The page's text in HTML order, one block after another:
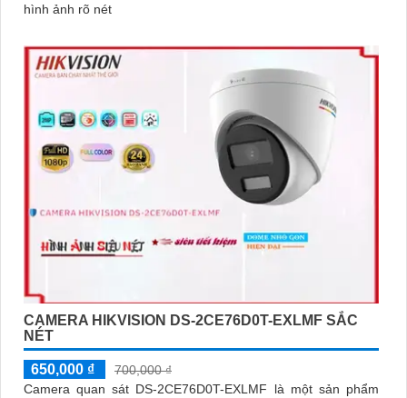
hình ảnh rõ nét
CAMERA HIKVISION DS-2CE76D0T-EXLMF SẮC
NÉT
650,000 ₫
700,000 ₫
Camera quan sát DS-2CE76D0T-EXLMF là một sản phẩm